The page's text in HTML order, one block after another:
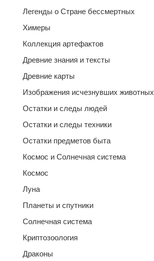
Легенды о Стране бессмертных
Химеры
Коллекция артефактов
Древние знания и тексты
Древние карты
Изображения исчезнувших животных
Остатки и следы людей
Остатки и следы техники
Остатки предметов быта
Космос и Солнечная система
Космос
Луна
Планеты и спутники
Солнечная система
Криптозоология
Драконы